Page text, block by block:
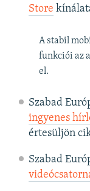
Store
A stabil
funkciói az
el.
Szabad
ingyenes
értesüljön
Szabad